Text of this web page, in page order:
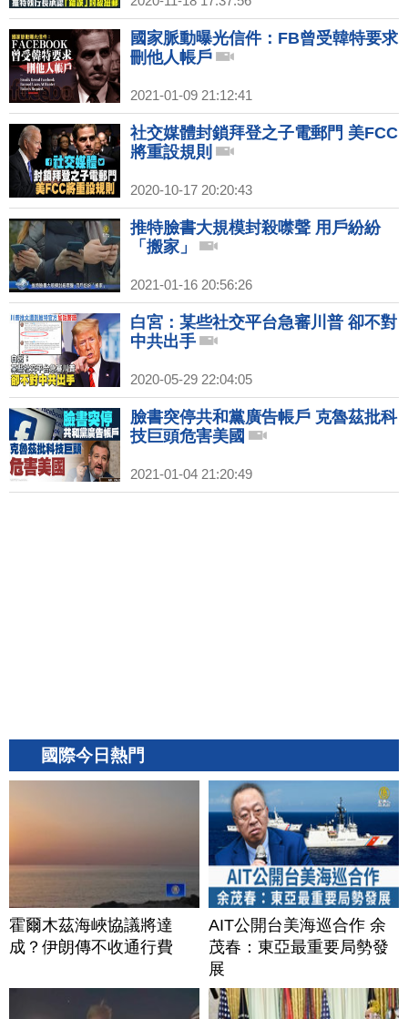
國家脈動曝光信件：FB曾受韓特要求
刪他人帳戶
2021-01-09 21:12:41
社交媒體封鎖拜登之子電郵門 美FCC
將重設規則
2020-10-17 20:20:43
推特臉書大規模封殺噤聲 用戶紛紛
「搬家」
2021-01-16 20:56:26
白宮：某些社交平台急審川普 卻不對
中共出手
2020-05-29 22:04:05
臉書突停共和黨廣告帳戶 克魯茲批科
技巨頭危害美國
2021-01-04 21:20:49
國際今日熱門
霍爾木茲海峽協議將達
成？伊朗傳不收通行費
AIT公開台美海巡合作 余
茂春：東亞最重要局勢發
展